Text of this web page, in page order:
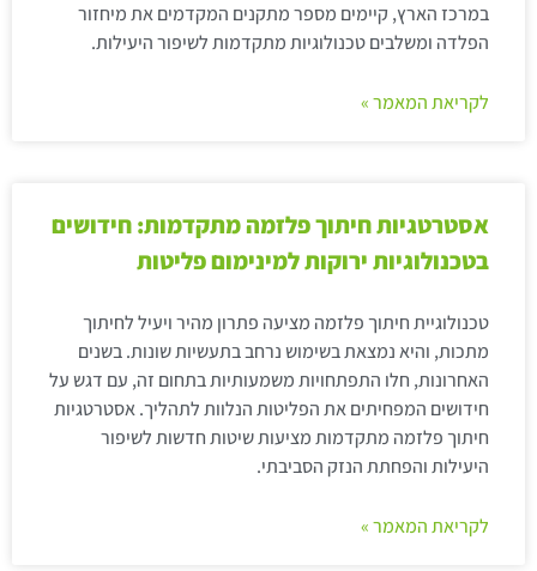
במרכז הארץ, קיימים מספר מתקנים המקדמים את מיחזור
הפלדה ומשלבים טכנולוגיות מתקדמות לשיפור היעילות.
לקריאת המאמר »
אסטרטגיות חיתוך פלזמה מתקדמות: חידושים
בטכנולוגיות ירוקות למינימום פליטות
טכנולוגיית חיתוך פלזמה מציעה פתרון מהיר ויעיל לחיתוך
מתכות, והיא נמצאת בשימוש נרחב בתעשיות שונות. בשנים
האחרונות, חלו התפתחויות משמעותיות בתחום זה, עם דגש על
חידושים המפחיתים את הפליטות הנלוות לתהליך. אסטרטגיות
חיתוך פלזמה מתקדמות מציעות שיטות חדשות לשיפור
היעילות והפחתת הנזק הסביבתי.
לקריאת המאמר »